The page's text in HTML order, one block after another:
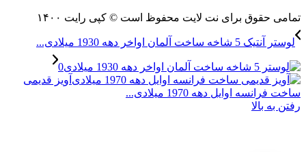
حقوق برای نت لایت محفوظ است © کپی رایت ۱۴۰۰
لوستر آنتیک 5 شاخه ساخت آلمان اواخر دهه 1930 میلادی...
آویز قدیمی
فرانسه اوایل دهه 1970 میلادی...
به بالا